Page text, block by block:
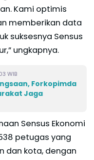
Kami optimis
memberikan data
suksesnya Sensus
ungkapnya.
WIB
Forkopimda
Jaga
Sensus Ekonomi
petugas yang
dan kota, dengan